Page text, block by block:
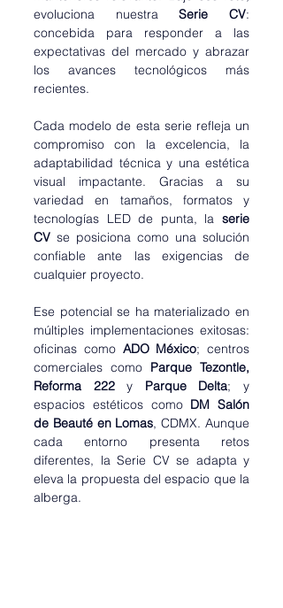
evoluciona nuestra Serie CV:
concebida para responder a las
expectativas del mercado y abrazar
los avances tecnológicos más
recientes.
Cada modelo de esta serie refleja un
compromiso con la excelencia, la
adaptabilidad técnica y una estética
visual impactante. Gracias a su
variedad en tamaños, formatos y
tecnologías LED de punta, la serie
CV se posiciona como una solución
confiable ante las exigencias de
cualquier proyecto.
Ese potencial se ha materializado en
múltiples implementaciones exitosas:
oficinas como ADO México; centros
comerciales como Parque Tezontle,
Reforma 222 y Parque Delta; y
espacios estéticos como DM Salón
de Beauté en Lomas, CDMX. Aunque
cada entorno presenta retos
diferentes, la Serie CV se adapta y
eleva la propuesta del espacio que la
alberga.